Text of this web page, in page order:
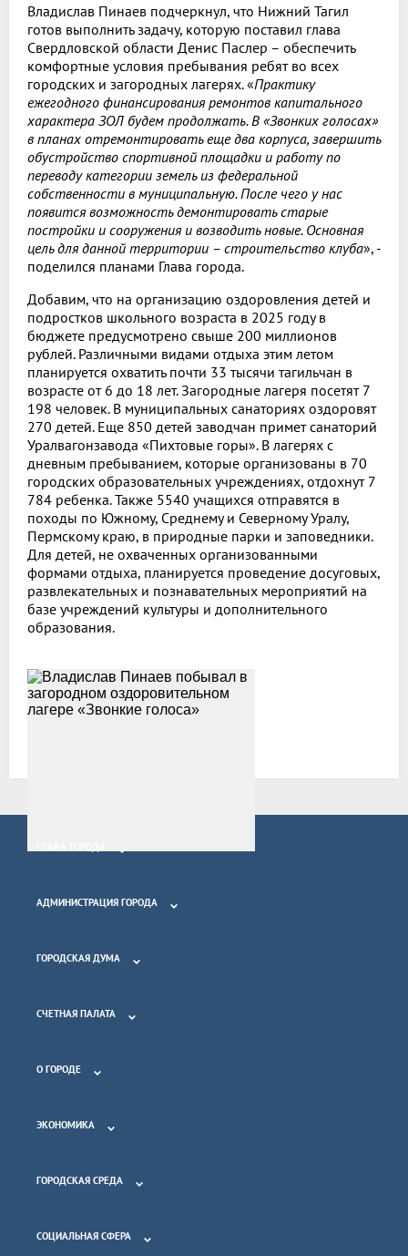
Владислав Пинаев подчеркнул, что Нижний Тагил
готов выполнить задачу, которую поставил глава
Свердловской области Денис Паслер – обеспечить
комфортные условия пребывания ребят во всех
городских и загородных лагерях. «Практику
ежегодного финансирования ремонтов капитального
характера ЗОЛ будем продолжать. В «Звонких голосах»
в планах отремонтировать еще два корпуса, завершить
обустройство спортивной площадки и работу по
переводу категории земель из федеральной
собственности в муниципальную. После чего у нас
появится возможность демонтировать старые
постройки и сооружения и возводить новые. Основная
цель для данной территории – строительство клуба», -
поделился планами Глава города.
Добавим, что на организацию оздоровления детей и
подростков школьного возраста в 2025 году в
бюджете предусмотрено свыше 200 миллионов
рублей. Различными видами отдыха этим летом
планируется охватить почти 33 тысячи тагильчан в
возрасте от 6 до 18 лет. Загородные лагеря посетят 7
198 человек. В муниципальных санаториях оздоровят
270 детей. Еще 850 детей заводчан примет санаторий
Уралвагонзавода «Пихтовые горы». В лагерях с
дневным пребыванием, которые организованы в 70
городских образовательных учреждениях, отдохнут 7
784 ребенка. Также 5540 учащихся отправятся в
походы по Южному, Среднему и Северному Уралу,
Пермскому краю, в природные парки и заповедники.
Для детей, не охваченных организованными
формами отдыха, планируется проведение досуговых,
развлекательных и познавательных мероприятий на
базе учреждений культуры и дополнительного
образования.
АДМИНИСТРАЦИЯ ГОРОДА
ГОРОДСКАЯ ДУМА
СЧЕТНАЯ ПАЛАТА
О ГОРОДЕ
ЭКОНОМИКА
ГОРОДСКАЯ СРЕДА
СОЦИАЛЬНАЯ СФЕРА